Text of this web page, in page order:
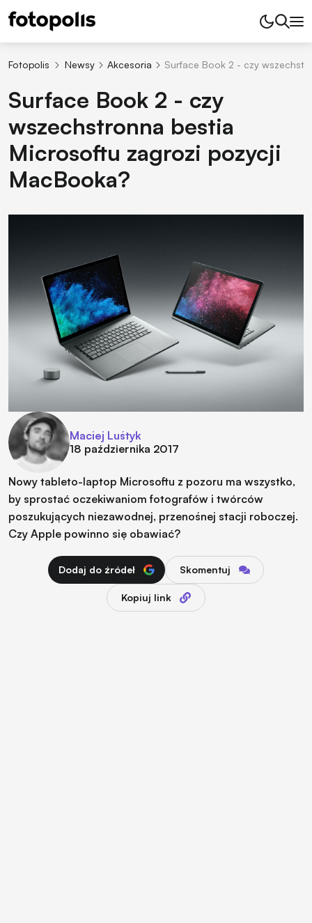
Fotopolis Newsy Akcesoria Surface Book 2 - czy
Surface Book 2 - czy
wszechstronna bestia
Microsoftu zagrozi pozycji
MacBooka?
Maciej Luśtyk
18 października 2017
Nowy tableto-laptop Microsoftu z pozoru ma wszystko,
by sprostać oczekiwaniom fotografów i twórców
poszukujących niezawodnej, przenośnej stacji roboczej.
Czy Apple powinno się obawiać?
Dodaj do źródeł Skomentuj
Kopiuj link